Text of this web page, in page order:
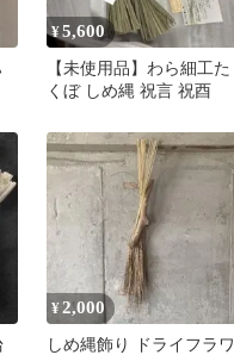
¥5,600
【未使用品】わら細工た
くぼ しめ縄 祝言 祝酉
¥2,000
しめ縄飾り ドライフラワ